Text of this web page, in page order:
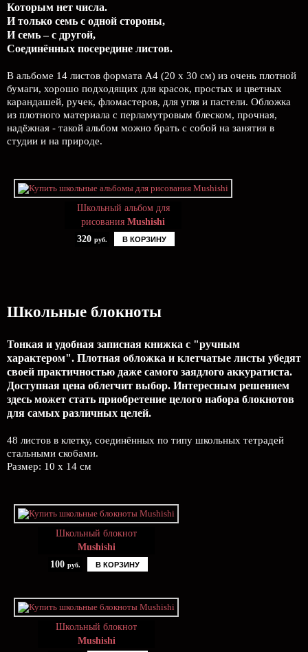
Которым нет числа.
И только семь с одной стороны,
И семь – с другой,
Соединённых посередине листов.
В альбоме 14 листов формата А4 (20 х 30 см) из очень плотной
бумаги, хорошо подходящих для красок, простых и цветных
карандашей, ручек, фломастеров, для угля и пастели. Обложка
из плотного материала с перламутровым блеском, прочная,
надёжная - такой альбом можно брать с собой на занятия в
студии и на природе.
Школьный альбом для
рисования Mushishi
320 руб. В КОРЗИНУ
Школьные блокноты
Тонкая и удобная записная книжка с "ручным
характером". Плотная обложка и клетчатые листы убедят
своей практичностью даже самого заядлого аккуратиста.
Доступная цена облегчит выбор. Интересным решением
здесь может стать приобретение целого набора блокнотов
для самых различных целей.
48 листов в клетку, соединённых по типу школьных тетрадей
стальными скобами.
Размер: 10 x 14 см
Школьный блокнот
Mushishi
100 руб. В КОРЗИНУ
Школьный блокнот
Mushishi